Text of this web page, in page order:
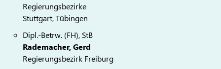
Regierungsbezirke
Stuttgart, Tübingen
Dipl.-Betrw. (FH), StB
Rademacher, Gerd
Regierungsbezirk Freiburg